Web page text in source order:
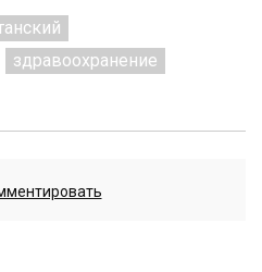
здравоохранение